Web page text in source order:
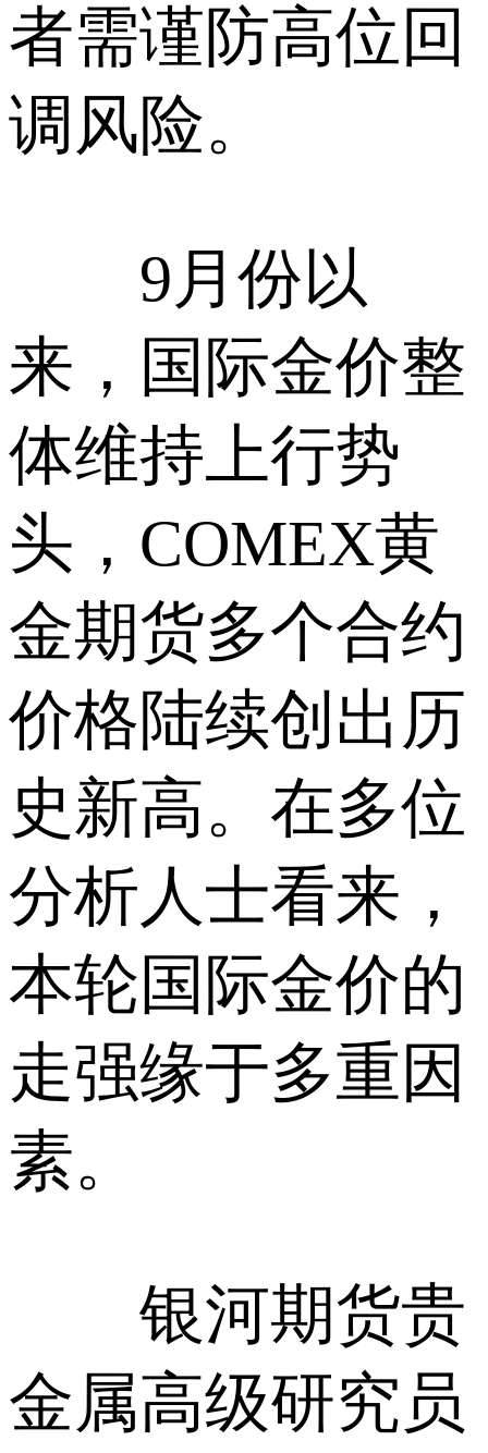
者需谨防高位回
调风险。
9月份以
来，国际金价整
体维持上行势
头，COMEX黄
金期货多个合约
价格陆续创出历
史新高。在多位
分析人士看来，
本轮国际金价的
走强缘于多重因
素。
银河期货贵
金属高级研究员